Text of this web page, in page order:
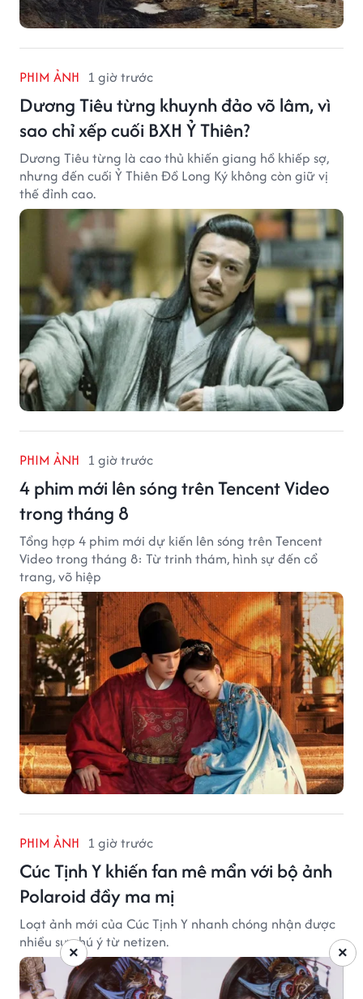
PHIM ẢNH 1 giờ trước
Dương Tiêu từng khuynh đảo võ lâm, vì
sao chỉ xếp cuối BXH Ỷ Thiên?
Dương Tiêu từng là cao thủ khiến giang hồ khiếp sợ,
nhưng đến cuối Ỷ Thiên Đồ Long Ký không còn giữ vị
thế đỉnh cao.
PHIM ẢNH 1 giờ trước
4 phim mới lên sóng trên Tencent Video
trong tháng 8
Tổng hợp 4 phim mới dự kiến lên sóng trên Tencent
Video trong tháng 8: Từ trinh thám, hình sự đến cổ
trang, võ hiệp
PHIM ẢNH 1 giờ trước
Cúc Tịnh Y khiến fan mê mẩn với bộ ảnh
Polaroid đầy ma mị
Loạt ảnh mới của Cúc Tịnh Y nhanh chóng nhận được
nhiều sự chú ý từ netizen.
×
×